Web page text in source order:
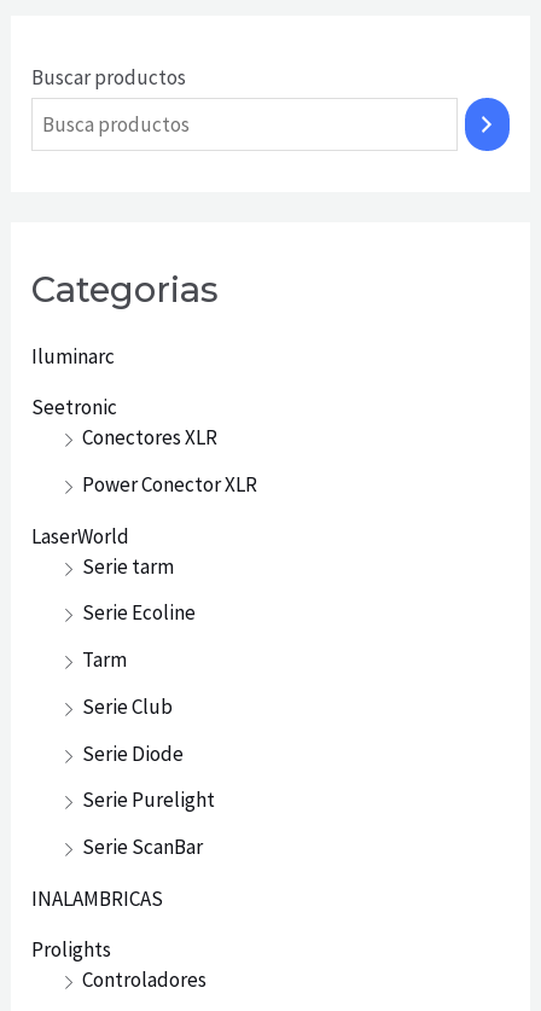
Buscar productos
Categorias
Iluminarc
Seetronic
Conectores XLR
Power Conector XLR
LaserWorld
Serie tarm
Serie Ecoline
Tarm
Serie Club
Serie Diode
Serie Purelight
Serie ScanBar
INALAMBRICAS
Prolights
Controladores